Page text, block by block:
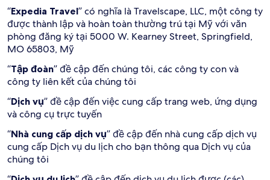
“Expedia Travel” có nghĩa là Travelscape, LLC, một công ty
được thành lập và hoàn toàn thường trú tại Mỹ với văn
phòng đăng ký tại 5000 W. Kearney Street, Springfield,
MO 65803, Mỹ
“Tập đoàn” đề cập đến chúng tôi, các công ty con và
công ty liên kết của chúng tôi
“Dịch vụ” đề cập đến việc cung cấp trang web, ứng dụng
và công cụ trực tuyến
“Nhà cung cấp dịch vụ” đề cập đến nhà cung cấp dịch vụ
cung cấp Dịch vụ du lịch cho bạn thông qua Dịch vụ của
chúng tôi